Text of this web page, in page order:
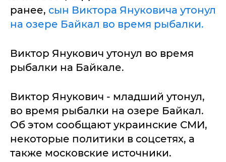
ранее, сын Виктора Януковича утонул
на озере Байкал во время рыбалки.
Виктор Янукович утонул во время
рыбалки на Байкале.
Виктор Янукович - младший утонул,
во время рыбалки на озере Байкал.
Об этом сообщают украинские СМИ,
некоторые политики в соцсетях, а
также московские источники.